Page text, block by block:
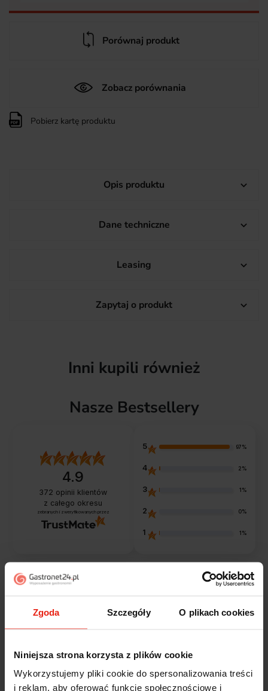
Zgoda Szczegóły O plikach cookies
Niniejsza strona korzysta z plików cookie
Wykorzystujemy pliki cookie do spersonalizowania treści
i reklam, aby oferować funkcje społecznościowe i
Porównaj produkt
Zobacz porównania
Pobierz kartę produktu
Opis produktu 
Dane techniczne 
Leasing 
Zapytaj o produkt 
Inni kupili również
Nasze Bestsellery
4.9
372 opinii klientów
z całego okresu
zebranych i zweryfikowanych przez
5 97%
4 2%
3 1%
2 0%
1 1%
Alicja zweryfikowano
5